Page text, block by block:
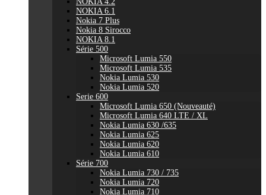
NOKIA 6.1
Nokia 7 Plus
Nokia 8 Sirocco
NOKIA 8.1
Série 500
Microsoft Lumia 550
Microsoft Lumia 535
Nokia Lumia 530
Nokia Lumia 520
Serie 600
Microsoft Lumia 650 (Nouveauté)
Microsoft Lumia 640 LTE / XL
Nokia Lumia 630 /635
Nokia Lumia 625
Nokia Lumia 620
Nokia Lumia 610
Série 700
Nokia Lumia 730 / 735
Nokia Lumia 720
Nokia Lumia 710